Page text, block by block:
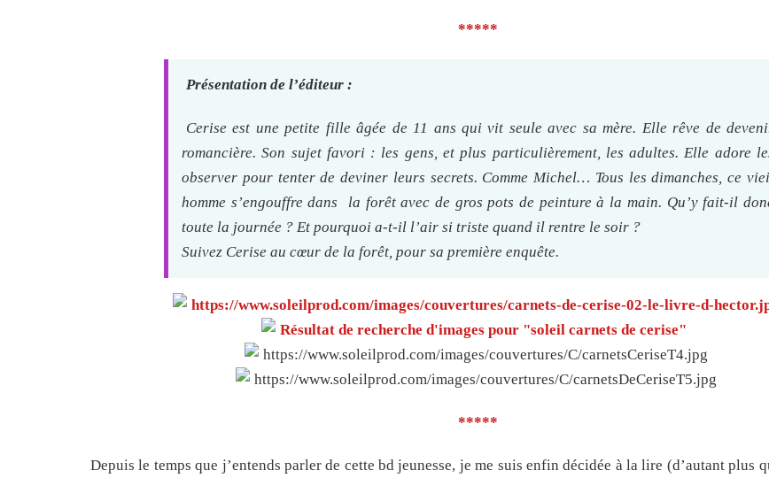
*****
Présentation de l’éditeur :
Cerise est une petite fille âgée de 11 ans qui vit seule avec sa mère. Elle rêve de
romancière. Son sujet favori : les gens, et plus particulièrement, les adultes. Elle adore
observer pour tenter de deviner leurs secrets. Comme Michel… Tous les dimanches, ce
homme s’engouffre dans la forêt avec de gros pots de peinture à la main. Qu’y fait-il
toute la journée ? Et pourquoi a-t-il l’air si triste quand il rentre le soir ?
Suivez Cerise au cœur de la forêt, pour sa première enquête.
*****
Depuis le temps que j’entends parler de cette bd jeunesse, je me suis enfin décidée à la lire (d’autant plus